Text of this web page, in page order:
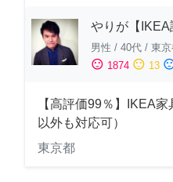
やりが【IKEA
男性 / 40代 / 東
sentiment_satisfied 1874 sentiment_neutral 13
【高評価99％】IKEA
以外も対応可）
東京都